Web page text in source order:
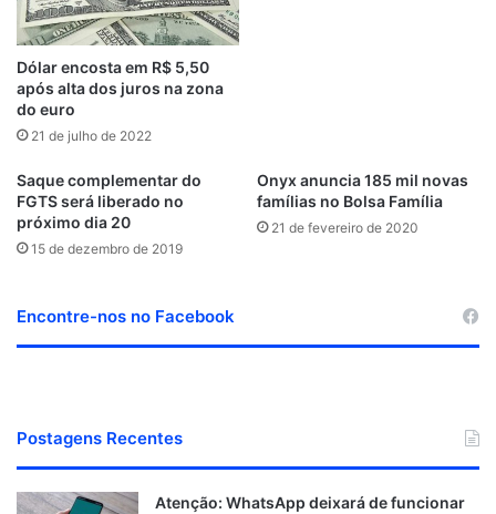
k
n
Dólar encosta em R$ 5,50
após alta dos juros na zona
do euro
21 de julho de 2022
Saque complementar do
FGTS será liberado no
próximo dia 20
15 de dezembro de 2019
Onyx anuncia 185 mil novas
famílias no Bolsa Família
21 de fevereiro de 2020
Encontre-nos no Facebook
Postagens Recentes
Atenção: WhatsApp deixará de funcionar